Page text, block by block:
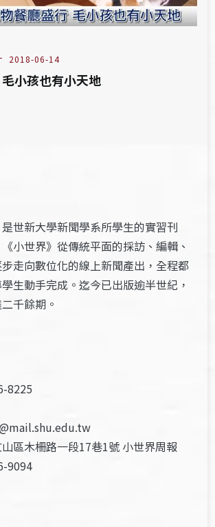
2018-06-14
小孩也有小天地
是世新大學新聞學系所學生的實習刊
小世界》從傳統平面的採訪、編輯、
走向數位化的線上新聞產出，全程都
生動手完成。迄今已出版逾半世紀，
千餘期。
8225
區木柵路一段17巷1號 小世界周報
9094